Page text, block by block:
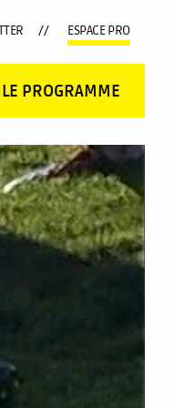
ESPACE PRO
LE PROGRAMME